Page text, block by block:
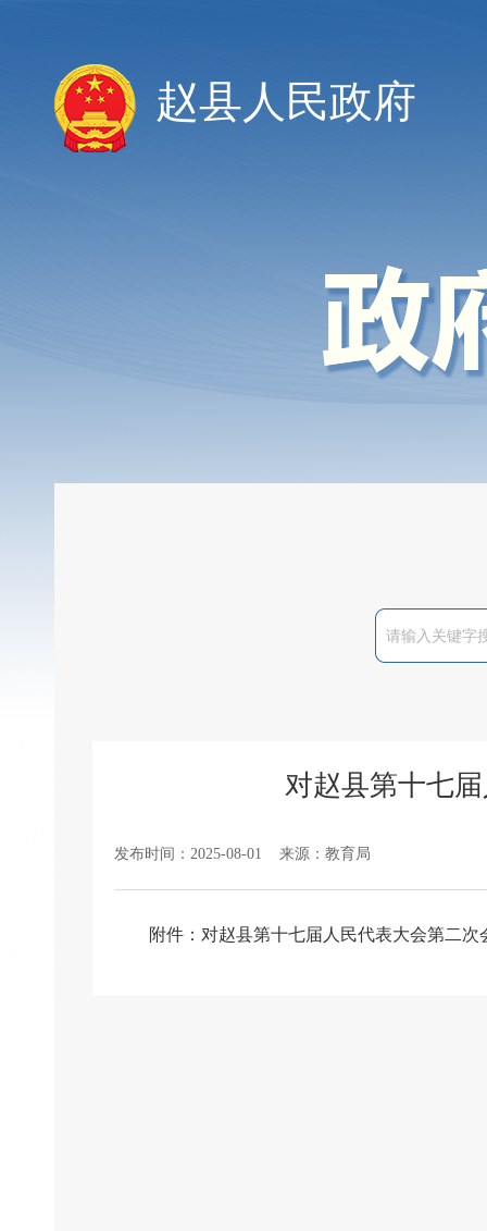
赵县人民政府
对赵县第十七
发布时间：2025-08-01 来源：教育局
附件： 对赵县第十七届人民代表大会第二次